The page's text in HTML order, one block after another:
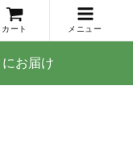
カート メニュー
にお届け